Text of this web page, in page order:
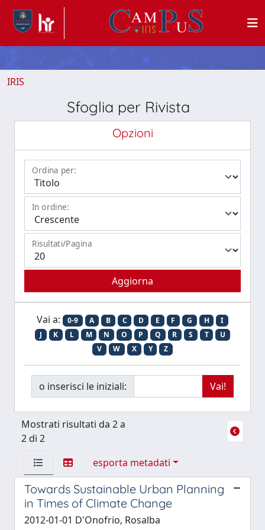
IRIS
Sfoglia per Rivista
Opzioni
Ordina per:
In ordine:
Risultati/Pagina
Vai a: 0-9 A B C D E F G H
I
J
K L M N O P Q R S T
U
V
W X Y Z
o inserisci le iniziali:
Mostrati risultati da 2 a
2 di 2
esporta metadati
Towards Sustainable Urban Planning
in Times of Climate Change
2012-01-01 D'Onofrio, Rosalba